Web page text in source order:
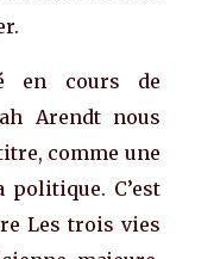
en cours de
Arendt nous
comme une
C’est
Les trois vies